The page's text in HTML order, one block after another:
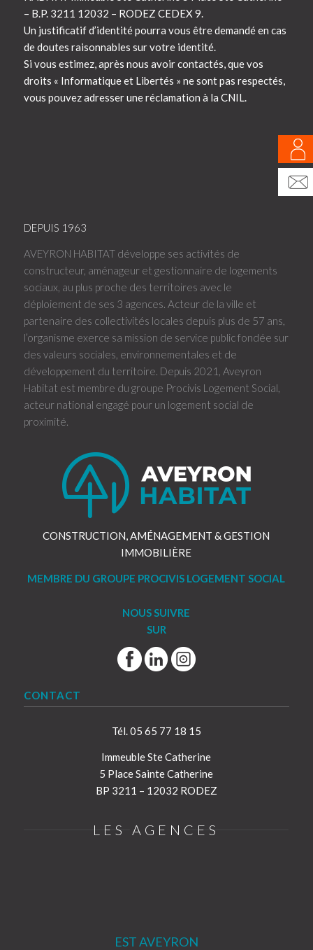
– B.P. 3211 12032 – RODEZ CEDEX 9.
Un justificatif d’identité pourra vous être demandé en cas
de doutes raisonnables sur votre identité.
Si vous estimez, après nous avoir contactés, que vos
droits « Informatique et Libertés » ne sont pas respectés,
vous pouvez adresser une réclamation à la CNIL.
DEPUIS 1963
AVEYRON HABITAT développe ses activités de
constructeur, aménageur et gestionnaire de logements
sociaux, au plus proche des territoires avec le
déploiement de ses 3 agences. Acteur de la ville et
partenaire des collectivités locales depuis plus de 57 ans,
l’organisme exerce sa mission de service public fondée sur
des valeurs sociales, environnementales et de
développement du territoire. Depuis 2021, Aveyron
Habitat est membre du groupe Procivis Logement Social,
acteur national engagé pour un logement social de
proximité.
CONSTRUCTION, AMÉNAGEMENT & GESTION
IMMOBILIÈRE
MEMBRE DU GROUPE PROCIVIS LOGEMENT SOCIAL
NOUS SUIVRE
SUR
CONTACT
Tél. 05 65 77 18 15
Immeuble Ste Catherine
5 Place Sainte Catherine
BP 3211 – 12032 RODEZ
LES AGENCES
EST AVEYRON